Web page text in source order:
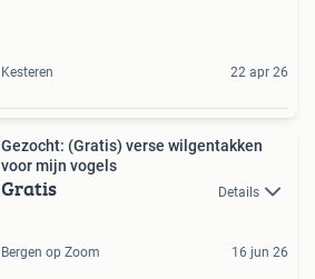
Kesteren 22 apr 26
Gezocht: (Gratis) verse wilgentakken
voor mijn vogels
Gratis Details
Bergen op Zoom 16 jun 26